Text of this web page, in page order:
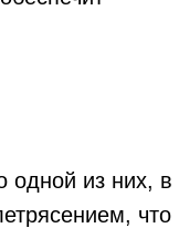
одной из них, в
что